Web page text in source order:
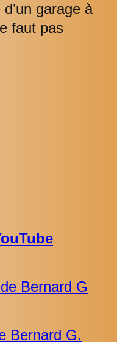
garage à
faut pas
Bernard G
Bernard G.